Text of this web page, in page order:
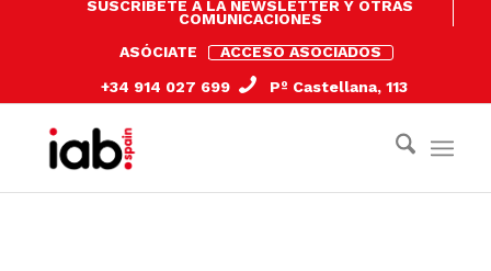
SUSCRÍBETE A LA NEWSLETTER Y OTRAS
COMUNICACIONES
ASÓCIATE
ACCESO ASOCIADOS
+34 914 027 699
Pº Castellana, 113